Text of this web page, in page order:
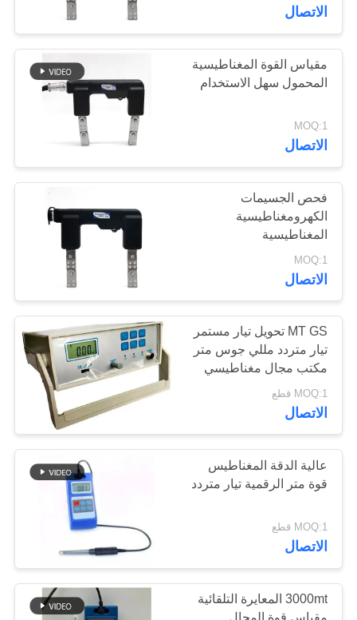
مراقبة
الجودة
اتصل
اطلب
اقتباس
خريطة
الموقع
PRIVACY
POLICY
قياس سمك الطلاء
108
قابل للنقل صلادة
مخبار
60
أشعّة سينيّة عيب
مكشاف
133
35
الاتصال
مقياس القوة المغناطيسية
المحمول سهل الاستخدام
MOQ:1
الاتصال
فحص الجسيمات
الكهرومغناطيسية
المغناطيسية
MOQ:1
الاتصال
MT GS تحويل تيار مستمر
تيار متردد مللي جوس متر
مكتب مجال مغناطيسي
نوع الدقة HGS-20C
MOQ:1 قطع
الاتصال
عالية الدقة المغناطيس
قوة متر الرقمية تيار متردد
MOQ:1 قطع
الاتصال
3000mt المعايرة التلقائية
مقياس قوة المجال